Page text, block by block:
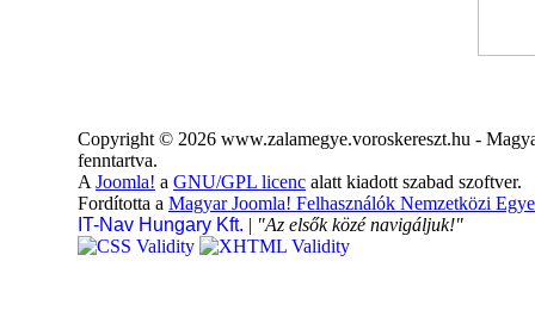
Copyright © 2026 www.zalamegye.voroskereszt.hu -
fenntartva.
A Joomla! a GNU/GPL licenc alatt kiadott szabad szoftver.
Fordította a Magyar Joomla! Felhasználók Nemzetközi
IT-Nav Hungary Kft. | "Az elsők közé navigáljuk!"